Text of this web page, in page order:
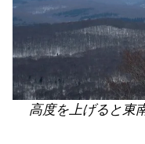
高度を上げると東